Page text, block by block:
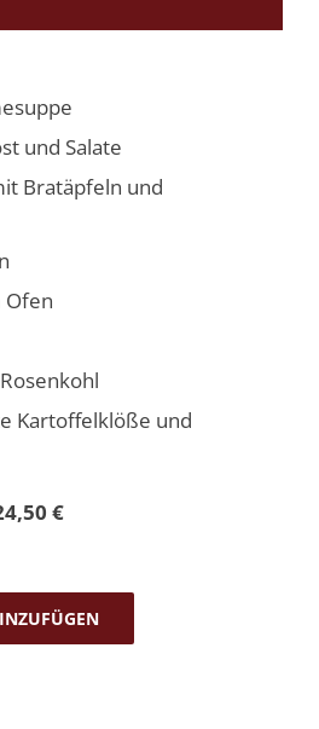
und Salate
Bratäpfeln und
Ofen
Kartoffelklöße und
€